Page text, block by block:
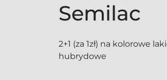
Semilac
2+1 (za 1zł) na kolorowe
hubrydowe